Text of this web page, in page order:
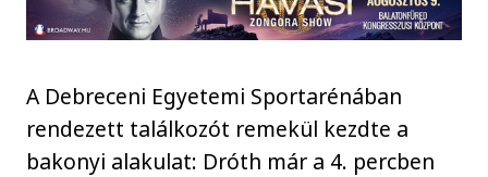
A Debreceni Egyetemi Sportarénában
rendezett találkozót remekül kezdte a
bakonyi alakulat: Dróth már a 4. percben